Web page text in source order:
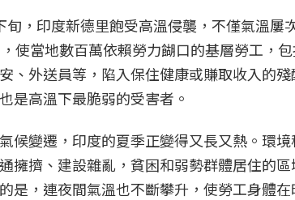
旬，印度新德里飽受高溫侵襲，不僅氣溫
使當地數百萬依賴勞力餬口的基層勞工，
、外送員等，陷入保住健康或賺取收入的
是高溫下最脆弱的受害者。
候變遷，印度的夏季正變得又長又熱。環
擁擠、建設雜亂，貧困和弱勢群體居住的
是，連夜間氣溫也不斷攀升，使勞工身體